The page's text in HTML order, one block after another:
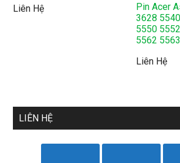
Liên Hệ
Pin Acer
3628
5550
5562
Liên Hệ
LIÊN HỆ